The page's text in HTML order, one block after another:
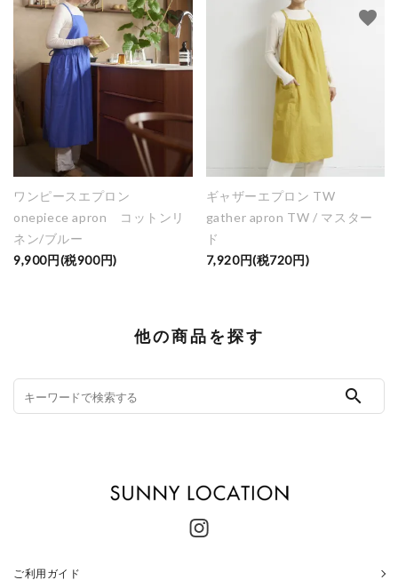
ワンピースエプロン
onepiece apron コットンリ
ネン/ブルー
9,900円(税900円)
favorite
ギャザーエプロン TW
gather apron TW / マスター
ド
7,920円(税720円)
favorite
他の商品を探す
search
ご利用ガイド